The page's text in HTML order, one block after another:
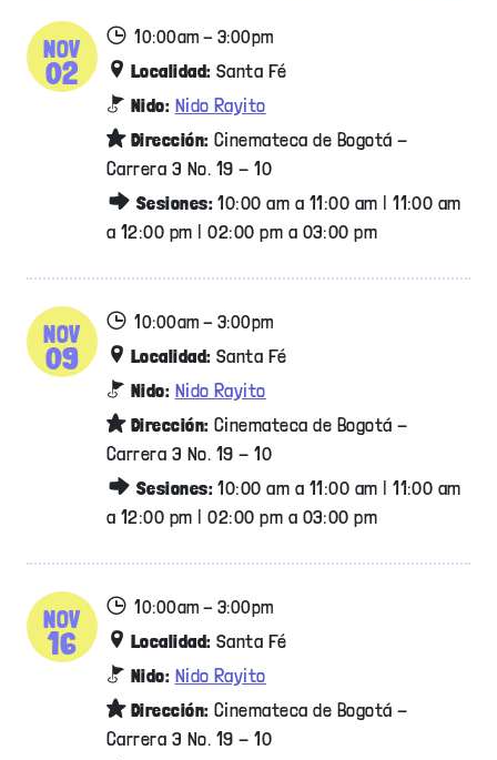
NOV
02
10:00am - 3:00pm
Localidad: Santa Fé
Nido: Nido Rayito
Dirección: Cinemateca de Bogotá -
Carrera 3 No. 19 - 10
Sesiones:10:00 am a 11:00 am | 11:00 am
a 12:00 pm | 02:00 pm a 03:00 pm
NOV
09
10:00am - 3:00pm
Localidad: Santa Fé
Nido: Nido Rayito
Dirección: Cinemateca de Bogotá -
Carrera 3 No. 19 - 10
Sesiones:10:00 am a 11:00 am | 11:00 am
a 12:00 pm | 02:00 pm a 03:00 pm
NOV
16
10:00am - 3:00pm
Localidad: Santa Fé
Nido: Nido Rayito
Dirección: Cinemateca de Bogotá -
Carrera 3 No. 19 - 10